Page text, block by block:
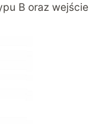
B oraz wejście